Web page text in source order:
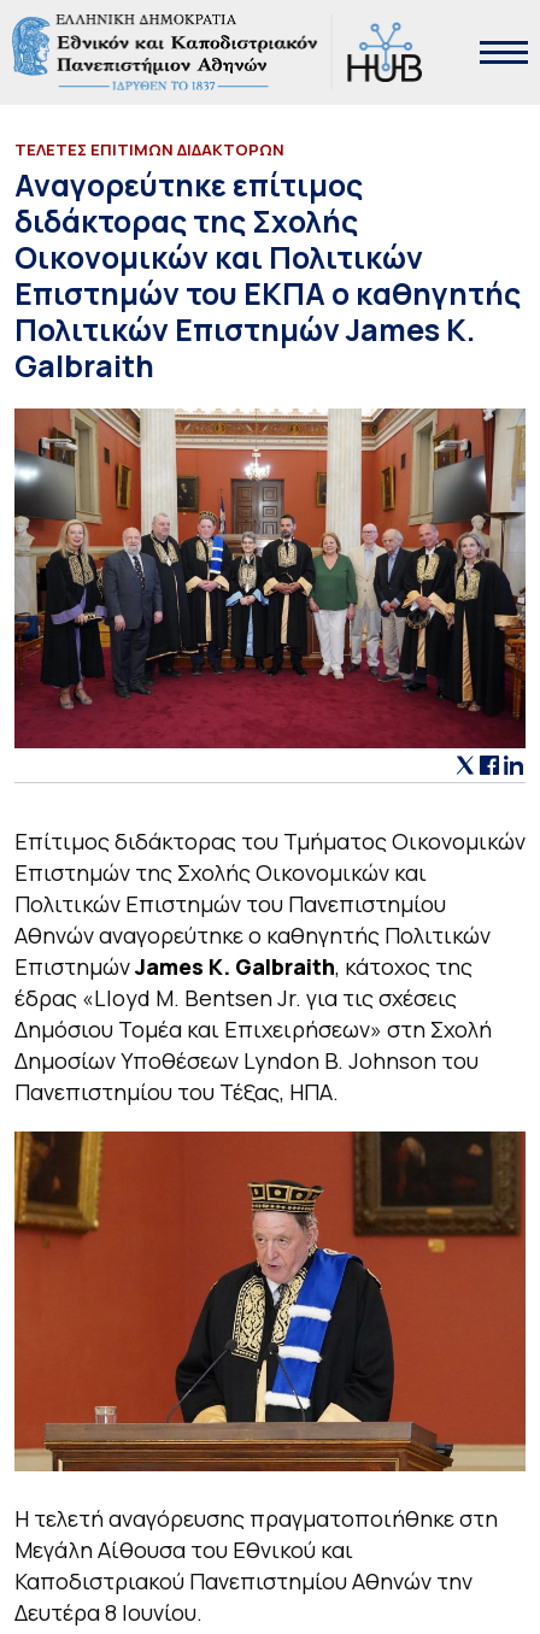
ΤΕΛΕΤΕΣ ΕΠΙΤΙΜΩΝ ΔΙΔΑΚΤΟΡΩΝ
Αναγορεύτηκε επίτιμος
διδάκτορας της Σχολής
Οικονομικών και Πολιτικών
Επιστημών του ΕΚΠΑ ο καθηγητής
Πολιτικών Επιστημών James K.
Galbraith
Επίτιμος διδάκτορας του Τμήματος Οικονομικών
Επιστημών της Σχολής Οικονομικών και
Πολιτικών Επιστημών του Πανεπιστημίου
Αθηνών αναγορεύτηκε ο καθηγητής Πολιτικών
ΕπιστημώνJames K. Galbraith, κάτοχος της
έδρας «Lloyd M. Bentsen Jr. για τις σχέσεις
Δημόσιου Τομέα και Επιχειρήσεων» στη Σχολή
Δημοσίων Υποθέσεων Lyndon B. Johnson του
Πανεπιστημίου του Τέξας, ΗΠΑ.
Η τελετή αναγόρευσης πραγματοποιήθηκε στη
Μεγάλη Αίθουσα του Εθνικού και
Καποδιστριακού Πανεπιστημίου Αθηνών την
Δευτέρα 8 Ιουνίου.